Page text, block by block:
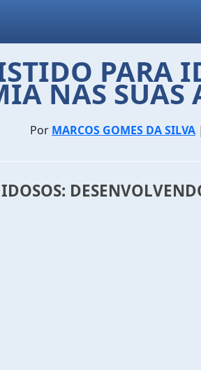
PARA
NAS SUAS
Por MARCOS GOMES DA SILVA